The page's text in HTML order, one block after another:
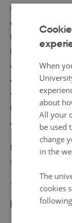
(Internationalt
og
(Bestyrelsen for
godkendt, at
evaluering via
vurderer
til GUDP-
at finansiere.
Projektlederne
støtte til
Læs mere
When
about
All your
be used
change
in the
The
cookies